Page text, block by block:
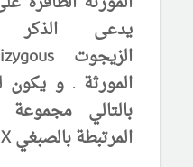
يدعى
الزيجوت
المورثة . و
بالتالي
المرتبطة بالصبغيX